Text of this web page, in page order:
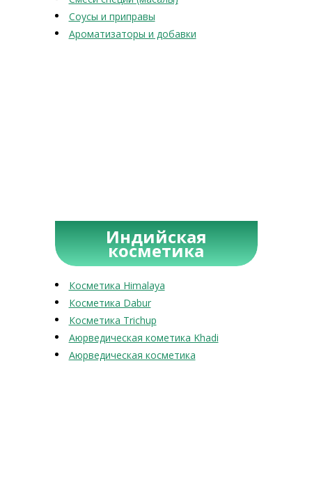
Соусы и приправы
Ароматизаторы и добавки
Индийская
косметика
Косметика Himalaya
Косметика Dabur
Косметика Trichup
Аюрведическая кометика Khadi
Аюрведическая косметика